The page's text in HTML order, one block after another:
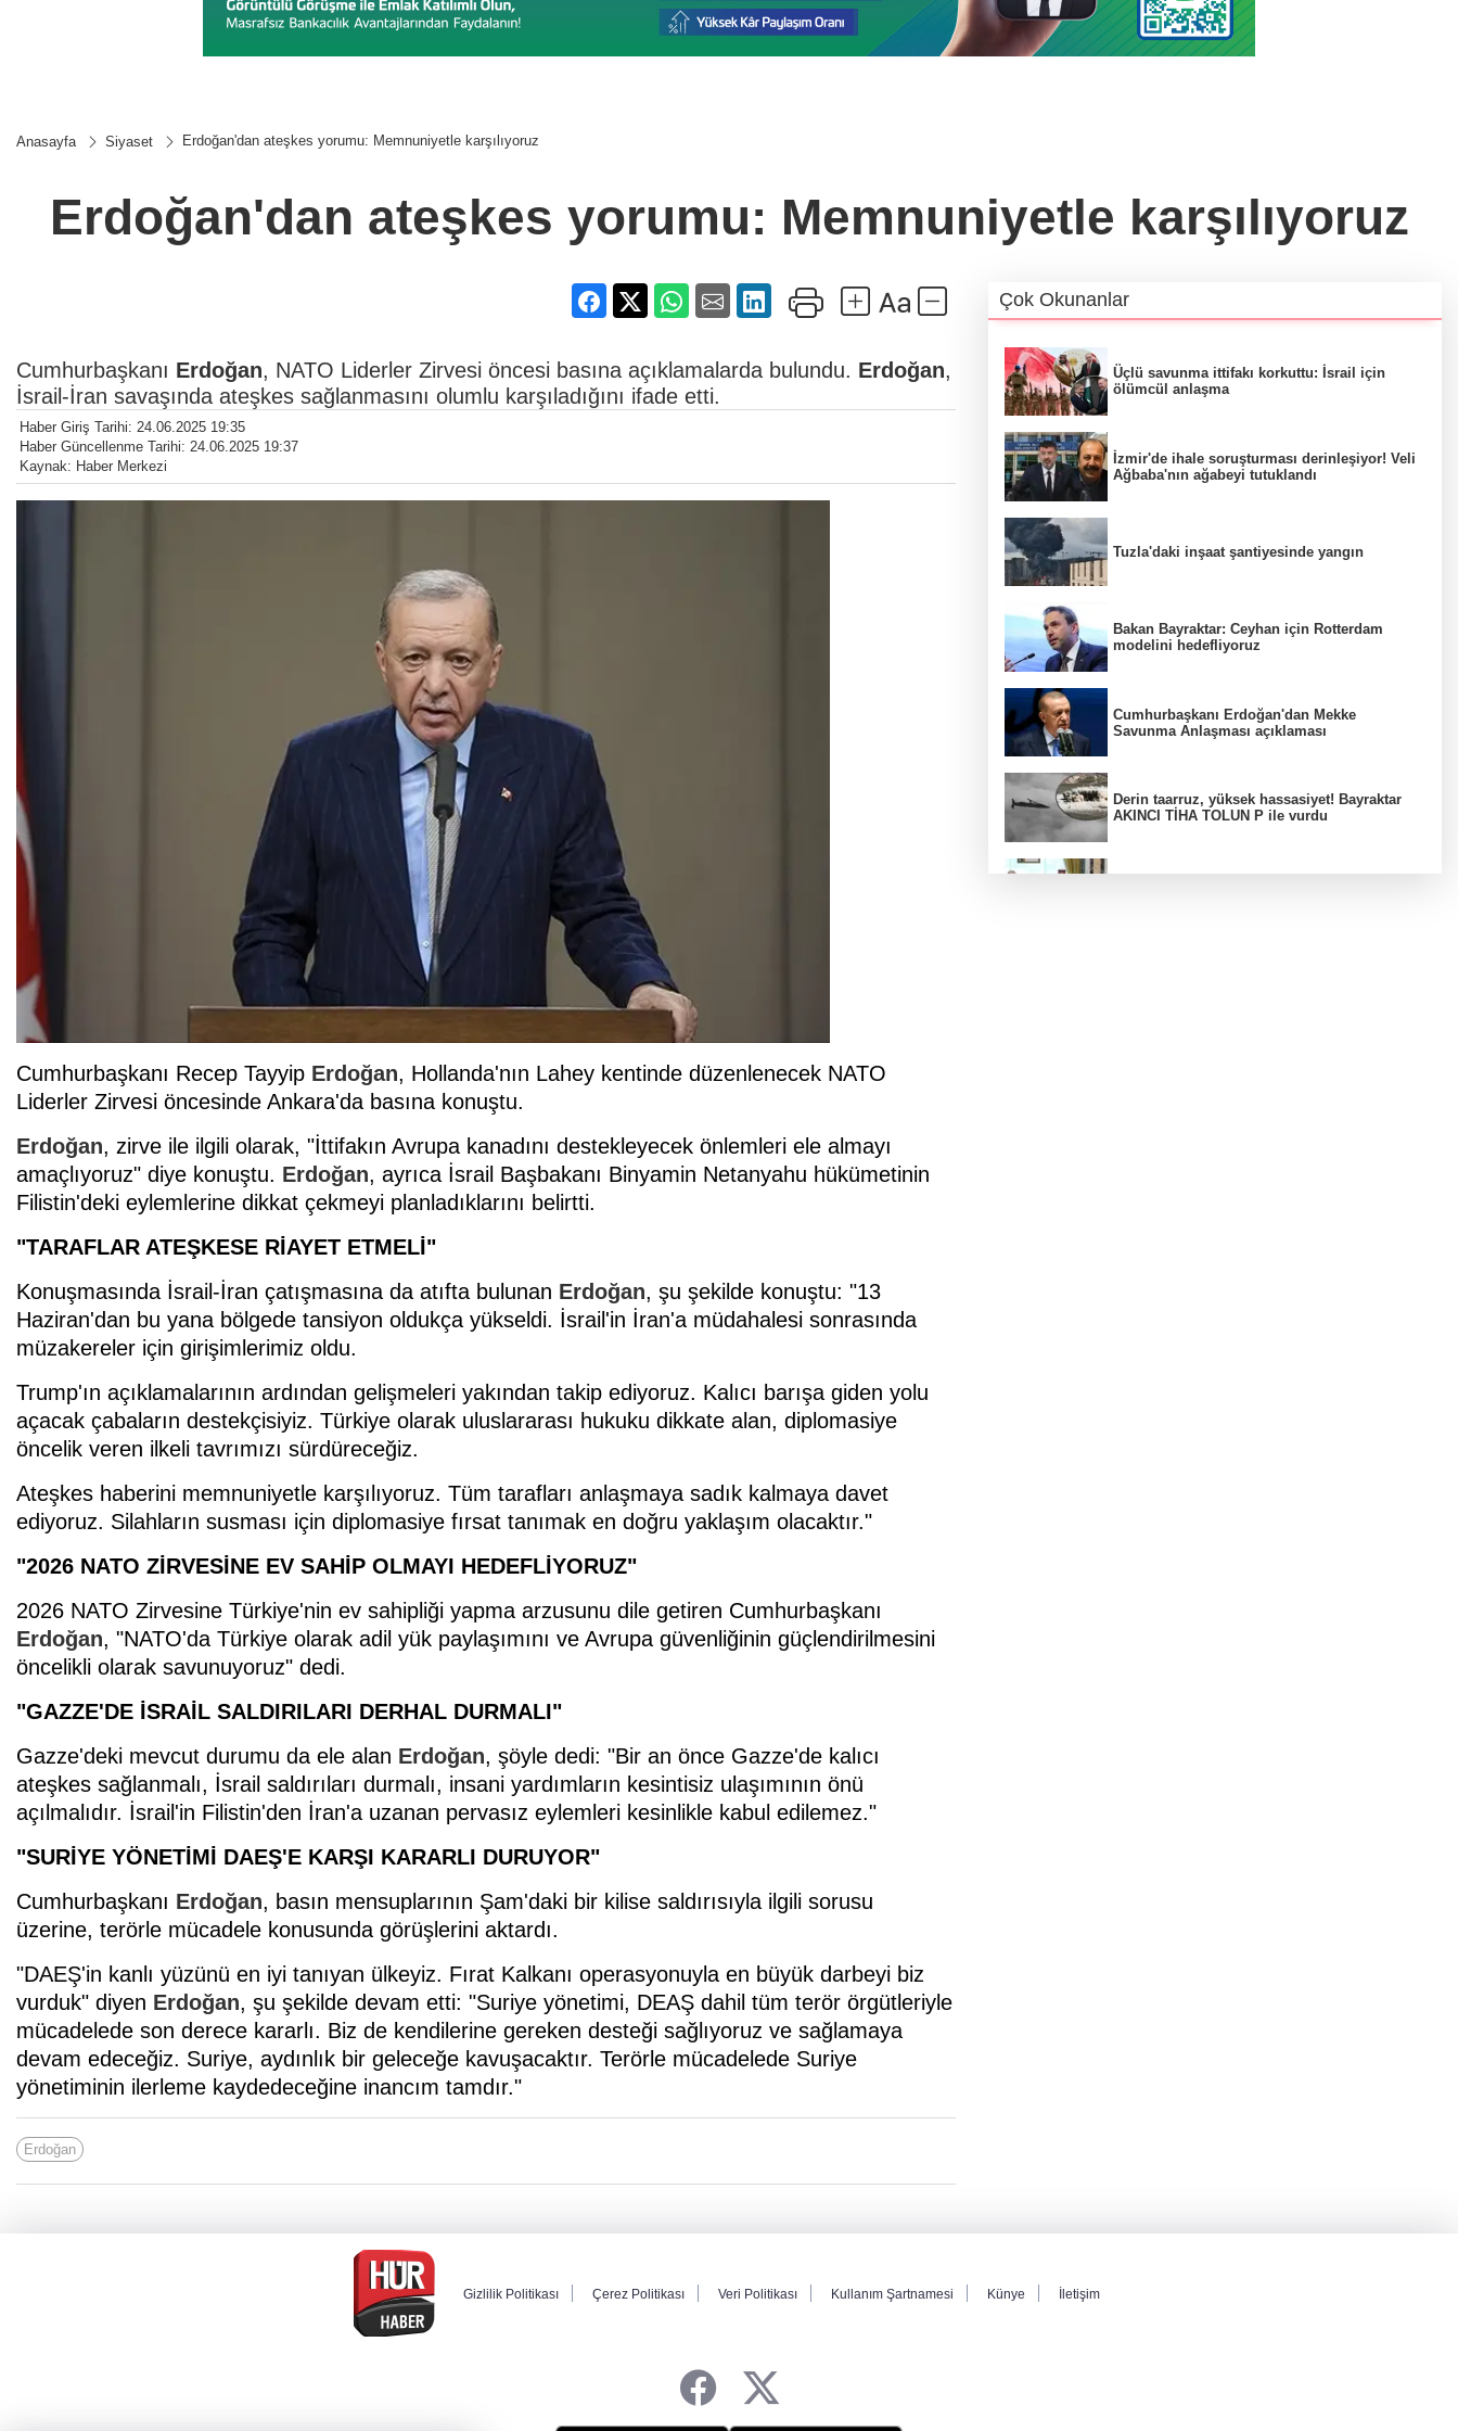
Anasayfa Siyaset Erdoğan'dan ateşkes yorumu: Memnuniyetle karşılıyoruz
Erdoğan'dan ateşkes yorumu: Memnuniyetle karşılıyoruz
Cumhurbaşkanı Erdoğan, NATO Liderler Zirvesi öncesi basına açıklamalarda bulundu. Erdoğan,
İsrail-İran savaşında ateşkes sağlanmasını olumlu karşıladığını ifade etti.
Haber Giriş Tarihi: 24.06.2025 19:35
Haber Güncellenme Tarihi: 24.06.2025 19:37
Kaynak: Haber Merkezi
Cumhurbaşkanı Recep Tayyip Erdoğan, Hollanda'nın Lahey kentinde düzenlenecek NATO
Liderler Zirvesi öncesinde Ankara'da basına konuştu.
Erdoğan, zirve ile ilgili olarak, "İttifakın Avrupa kanadını destekleyecek önlemleri ele almayı
amaçlıyoruz" diye konuştu. Erdoğan, ayrıca İsrail Başbakanı Binyamin Netanyahu hükümetinin
Filistin'deki eylemlerine dikkat çekmeyi planladıklarını belirtti.
"TARAFLAR ATEŞKESE RİAYET ETMELİ"
Konuşmasında İsrail-İran çatışmasına da atıfta bulunan Erdoğan, şu şekilde konuştu: "13
Haziran'dan bu yana bölgede tansiyon oldukça yükseldi. İsrail'in İran'a müdahalesi sonrasında
müzakereler için girişimlerimiz oldu.
Trump'ın açıklamalarının ardından gelişmeleri yakından takip ediyoruz. Kalıcı barışa giden yolu
açacak çabaların destekçisiyiz. Türkiye olarak uluslararası hukuku dikkate alan, diplomasiye
öncelik veren ilkeli tavrımızı sürdüreceğiz.
Ateşkes haberini memnuniyetle karşılıyoruz. Tüm tarafları anlaşmaya sadık kalmaya davet
ediyoruz. Silahların susması için diplomasiye fırsat tanımak en doğru yaklaşım olacaktır."
"2026 NATO ZİRVESİNE EV SAHİP OLMAYI HEDEFLİYORUZ"
2026 NATO Zirvesine Türkiye'nin ev sahipliği yapma arzusunu dile getiren Cumhurbaşkanı
Erdoğan, "NATO'da Türkiye olarak adil yük paylaşımını ve Avrupa güvenliğinin güçlendirilmesini
öncelikli olarak savunuyoruz" dedi.
"GAZZE'DE İSRAİL SALDIRILARI DERHAL DURMALI"
Gazze'deki mevcut durumu da ele alan Erdoğan, şöyle dedi: "Bir an önce Gazze'de kalıcı
ateşkes sağlanmalı, İsrail saldırıları durmalı, insani yardımların kesintisiz ulaşımının önü
açılmalıdır. İsrail'in Filistin'den İran'a uzanan pervasız eylemleri kesinlikle kabul edilemez."
"SURİYE YÖNETİMİ DAEŞ'E KARŞI KARARLI DURUYOR"
Cumhurbaşkanı Erdoğan, basın mensuplarının Şam'daki bir kilise saldırısıyla ilgili sorusu
üzerine, terörle mücadele konusunda görüşlerini aktardı.
"DAEŞ'in kanlı yüzünü en iyi tanıyan ülkeyiz. Fırat Kalkanı operasyonuyla en büyük darbeyi biz
vurduk" diyen Erdoğan, şu şekilde devam etti: "Suriye yönetimi, DEAŞ dahil tüm terör örgütleriyle
mücadelede son derece kararlı. Biz de kendilerine gereken desteği sağlıyoruz ve sağlamaya
devam edeceğiz. Suriye, aydınlık bir geleceğe kavuşacaktır. Terörle mücadelede Suriye
yönetiminin ilerleme kaydedeceğine inancım tamdır."
Erdoğan
Çok Okunanlar
Üçlü savunma ittifakı korkuttu: İsrail için
ölümcül anlaşma
İzmir'de ihale soruşturması derinleşiyor! Veli
Ağbaba'nın ağabeyi tutuklandı
Tuzla'daki inşaat şantiyesinde yangın
Bakan Bayraktar: Ceyhan için Rotterdam
modelini hedefliyoruz
Cumhurbaşkanı Erdoğan'dan Mekke
Savunma Anlaşması açıklaması
Derin taarruz, yüksek hassasiyet! Bayraktar
AKINCI TİHA TOLUN P ile vurdu
Gizlilik Politikası Çerez Politikası Veri Politikası Kullanım Şartnamesi Künye İletişim